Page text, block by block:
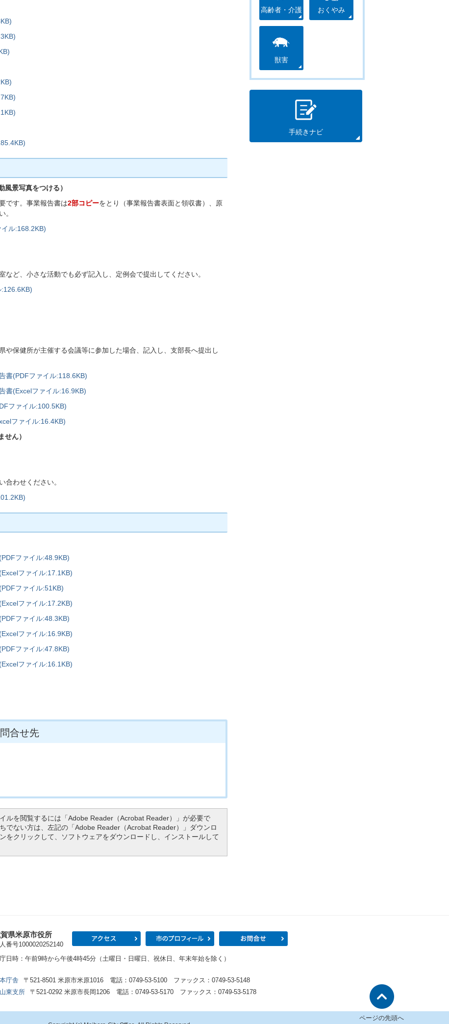
景写真をつける）
です。事業報告書は2部コピーをとり（事業報告書表面と領収書）、原
。
イル:168.2KB)
など、小さな活動でも必ず記入し、定例会で提出してください。
:126.6KB)
や保健所が主催する会議等に参加した場合、記入し、支部長へ提出し
書(PDFファイル:118.6KB)
書(Excelファイル:16.9KB)
ファイル:100.5KB)
ファイル:16.4KB)
せん）
合わせください。
ファイル:48.9KB)
ファイル:17.1KB)
ファイル:51KB)
ファイル:17.2KB)
ファイル:48.3KB)
ファイル:16.9KB)
ファイル:47.8KB)
ファイル:16.1KB)
合せ先
ルを閲覧するには「Adobe Reader（Acrobat Reader）」が必要で
でない方は、左記の「Adobe Reader（Acrobat Reader）」ダウンロ
をクリックして、ソフトウェアをダウンロードし、インストールして
高齢者・介護 おくやみ
獣害
手続きナビ
県米原市役所
番号1000020252140
アクセス 市のプロフィール
日時：午前9時から午後4時45分（土曜日・日曜日、祝休日、年末年始を除く）
本庁舎
〒521-8501 米原市米原1016 電話：0749-53-5100 ファックス：0749-53-5148
山東支所
〒521-0292 米原市長岡1206 電話：0749-53-5170 ファックス：0749-53-5178
ページの先頭へ